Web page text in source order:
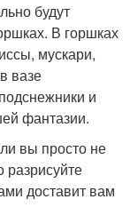
будут
В горшках
мускари,
вазе
и
фантазии.
вы просто не
разрисуйте
доставит вам